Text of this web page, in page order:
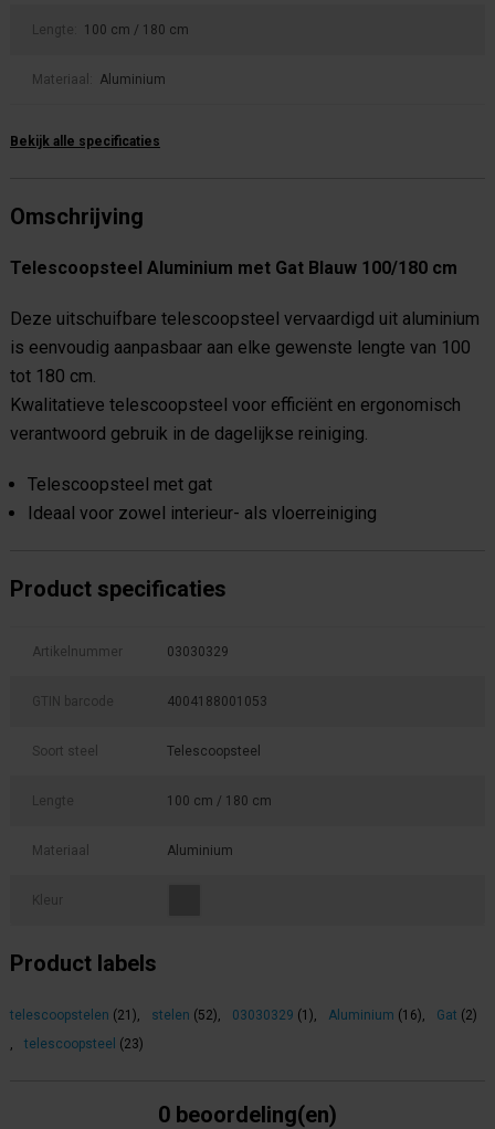
Lengte: 100 cm / 180 cm
Materiaal: Aluminium
Bekijk alle specificaties
Omschrijving
Telescoopsteel Aluminium met Gat Blauw 100/180 cm
Deze uitschuifbare telescoopsteel vervaardigd uit aluminium
is eenvoudig aanpasbaar aan elke gewenste lengte van 100
tot 180 cm.
Kwalitatieve telescoopsteel voor efficiënt en ergonomisch
verantwoord gebruik in de dagelijkse reiniging.
Telescoopsteel met gat
Ideaal voor zowel interieur- als vloerreiniging
Product specificaties
Artikelnummer 03030329
GTIN barcode 4004188001053
Soort steel Telescoopsteel
Lengte 100 cm / 180 cm
Materiaal Aluminium
Kleur
Product labels
telescoopstelen (21), stelen (52), 03030329 (1), Aluminium (16), Gat (2)
,
telescoopsteel (23)
0 beoordeling(en)